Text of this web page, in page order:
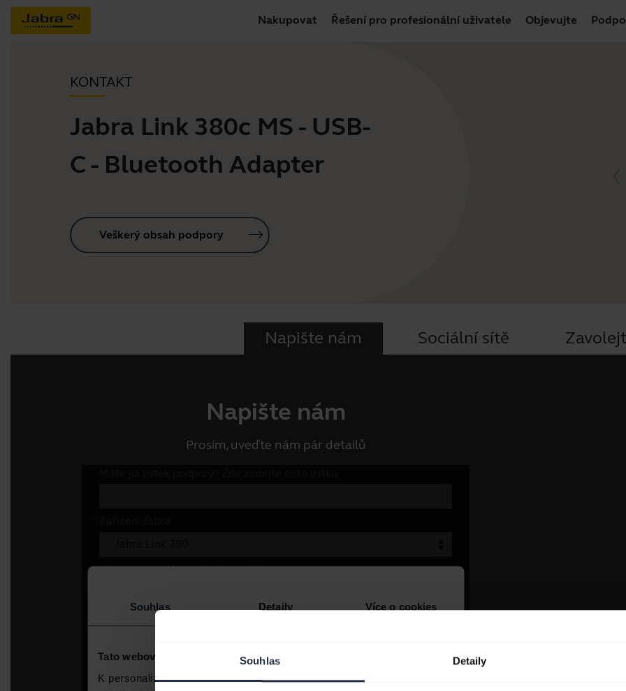
Souhlas Detaily
Nakupovat Řešení pro profesionální uživatele Objevujte
KONTAKT
Jabra Link 380c MS - USB-
C - Bluetooth Adapter
Veškerý obsah podpory
Napište nám Sociální sítě
Napište nám
Prosím, uveďte nám pár detailů